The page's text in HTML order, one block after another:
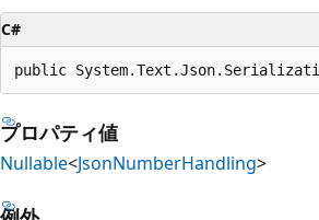
C#
public
プロパティ値
Nullable<JsonNumberHandling>